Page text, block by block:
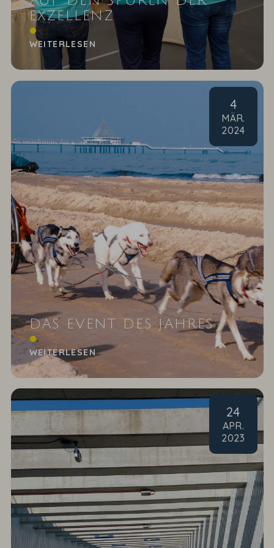
EXZELLENZ
Rückblick auf die Inselfachmesse in Ückeritz
WEITERLESEN
4
MÄR.
2024
DAS EVENT DES JAHRES
Usedoms Hundeschlittenrennen
WEITERLESEN
24
APR.
2023